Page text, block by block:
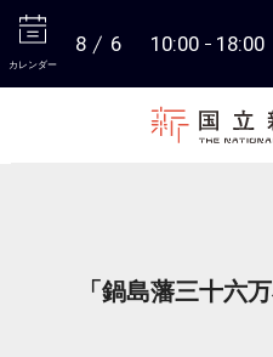
カレンダー
8 6 10:00 18:00
「鍋島藩三十六